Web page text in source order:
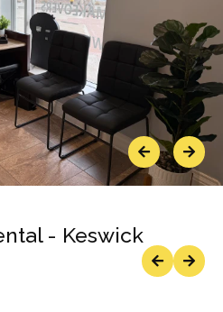
PreviousNext
- Keswick